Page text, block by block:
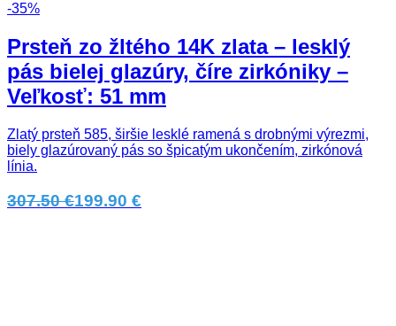
-35%
Prsteň zo žltého 14K zlata – lesklý
pás bielej glazúry, číre zirkóniky –
Veľkosť: 51 mm
Zlatý prsteň 585, širšie lesklé ramená s drobnými výrezmi,
biely glazúrovaný pás so špicatým ukončením, zirkónová
línia.
307.50 €199.90 €